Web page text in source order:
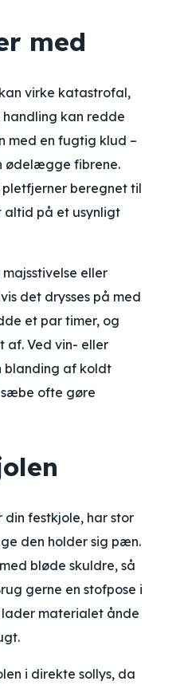
med
virke katastrofal,
kan redde
med en fugtig klud –
ødelægge fibrene.
beregnet til
altid på et usynligt
eller
det drysses på med
et par timer, og
af. Ved vin- eller
blanding af koldt
ofte gøre
festkjole, har stor
den holder sig pæn.
bløde skuldre, så
gerne en stofpose i
materialet ånde
i direkte sollys, da